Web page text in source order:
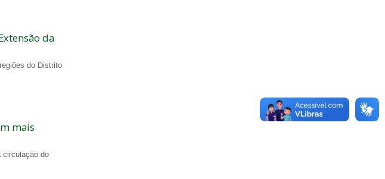
da
do Distrito
mais
circulação do